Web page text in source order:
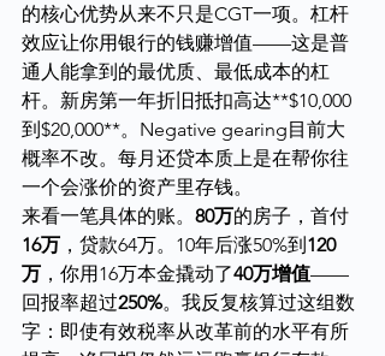
的核心优势从来不只是CGT一项。杠杆
效应让你用银行的钱赚增值——这是普
通人能拿到的最优质、最低成本的杠
杆。新房第一年折旧抵扣高达**$10,000
到$20,000**。Negative gearing目前大
概率不改。每月还贷本质上是在帮你往
一个会涨价的资产里存钱。
来看一笔具体的账。 80万的房子，首付
16万 ，贷款64万。10年后涨50%到120
万 ，你用16万本金撬动了40万增值——
回报率超过250%。我反复核算过这组数
字：即使有效税率从改革前的水平有所